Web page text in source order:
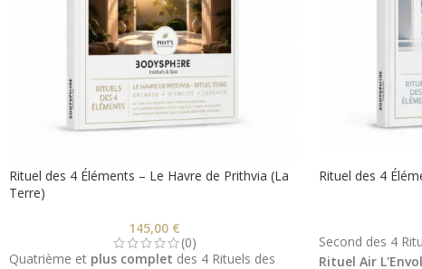
Rituel des 4 Éléments – Le Havre de Prithvia (La
Terre)
145,00 €
(0)
Quatrième et plus complet des 4 Rituels des
Rituel des 4
Second des 4
Rituel Air